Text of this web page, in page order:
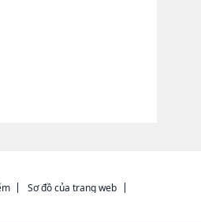
Sơ đồ của trang web